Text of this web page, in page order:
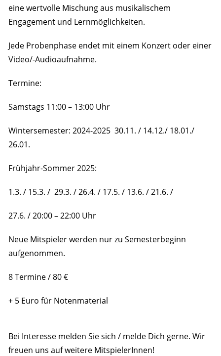
eine wertvolle Mischung aus musikalischem
Engagement und Lernmöglichkeiten.
Jede Probenphase endet mit einem Konzert oder einer
Video/-Audioaufnahme.
Termine:
Samstags 11:00 – 13:00 Uhr
Wintersemester: 2024-2025 30.11. / 14.12./ 18.01./
26.01.
Frühjahr-Sommer 2025:
1.3. / 15.3. / 29.3. / 26.4. / 17.5. / 13.6. / 21.6. /
27.6. / 20:00 – 22:00 Uhr
Neue Mitspieler werden nur zu Semesterbeginn
aufgenommen.
8 Termine / 80 €
+ 5 Euro für Notenmaterial
Bei Interesse melden Sie sich / melde Dich gerne. Wir
freuen uns auf weitere MitspielerInnen!